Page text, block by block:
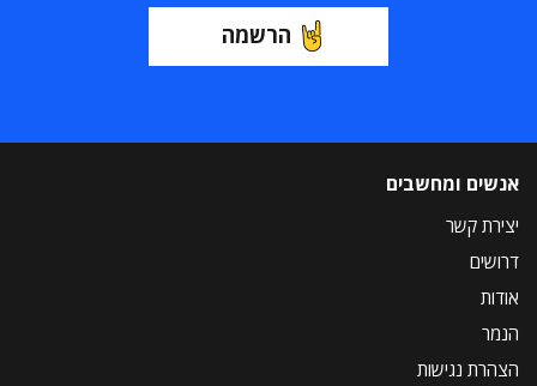
הרשמה
אנשים ומחשבים
יצירת קשר
דרושים
אודות
הנמר
הצהרת נגישות